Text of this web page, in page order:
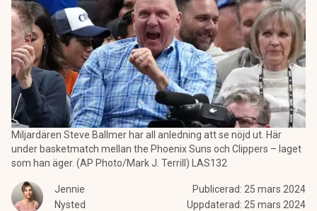
Miljardären Steve Ballmer har all anledning att se nöjd ut. Här
under basketmatch mellan the Phoenix Suns och Clippers – laget
som han äger. (AP Photo/Mark J. Terrill) LAS132
Jennie
Nysted
Publicerad: 25 mars 2024
Uppdaterad: 25 mars 2024